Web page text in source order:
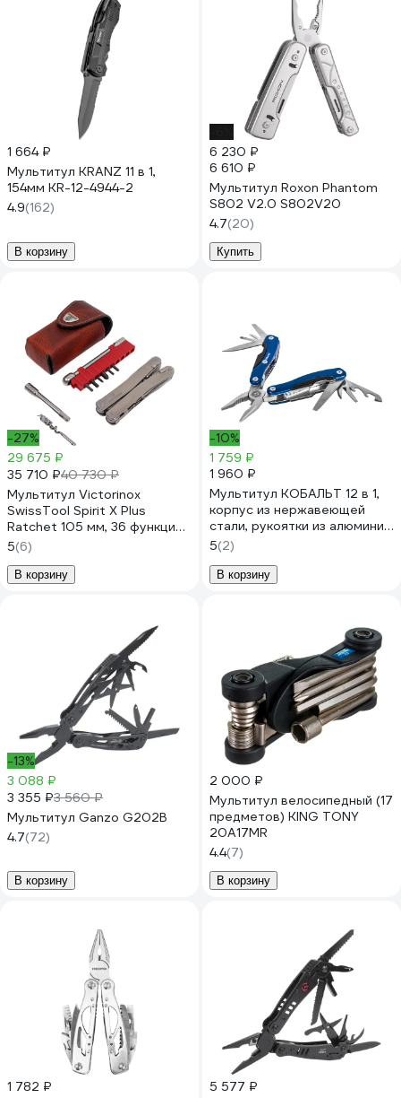
1 664 ₽
Мультитул KRANZ 11 в 1,
154мм KR-12-4944-2
4.9(162)
В корзину
6 230 ₽
6 610 ₽
Мультитул Roxon Phantom
S802 V2.0 S802V20
4.7(20)
Купить
-27%
29 675 ₽
35 710 ₽40 730 ₽
Мультитул Victorinox
SwissTool Spirit X Plus
Ratchet 105 мм, 36 функций,
в кожаном чехле 3.0236.L
5(6)
В корзину
-10%
1 759 ₽
1 960 ₽
Мультитул КОБАЛЬТ 12 в 1,
корпус из нержавеющей
стали, рукоятки из алюминия,
чехол для хранения 918-275
5(2)
В корзину
-13%
3 088 ₽
3 355 ₽3 560 ₽
Мультитул Ganzo G202B
4.7(72)
В корзину
2 000 ₽
Мультитул велосипедный (17
предметов) KING TONY
20A17MR
4.4(7)
В корзину
1 782 ₽
5 577 ₽